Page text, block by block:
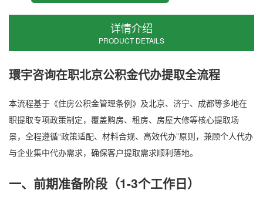
详情介绍
PRODUCT DETAILS
環宇咨询在职北京公积金代办提取全流程
本流程基于《住房公积金管理条例》及北京、济宁、成都等多地在
职提取专项政策制定，覆盖购房、租房、房屋大修等核心提取场
景，全程遵循“政策适配、材料合规、高效代办”原则，兼顾个人代办
与企业集中代办需求，确保客户提取需求顺利落地。
一、前期准备阶段（1-3个工作日）